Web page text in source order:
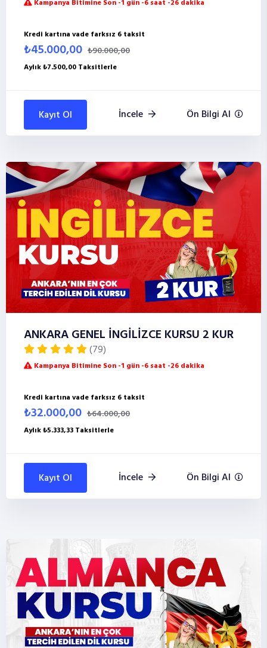
Kampanya Bitimine Son -1 gün -6 saat -26 dakika
Kredi kartına vade farksız 6 taksit
₺45.000,00 ₺90.000,00
Aylık ₺7.500,00 Taksitlerle
Kayıt Ol İncele Ön Bilgi Al
ANKARA GENEL İNGİLİZCE KURSU 2 KUR
(79)
Kampanya Bitimine Son -1 gün -6 saat -26 dakika
Kredi kartına vade farksız 6 taksit
₺32.000,00 ₺64.000,00
Aylık ₺5.333,33 Taksitlerle
Kayıt Ol İncele Ön Bilgi Al